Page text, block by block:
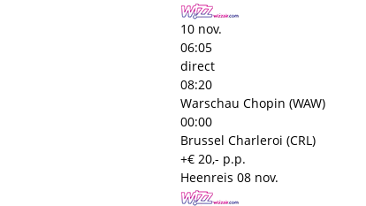
10 nov.
06:05
direct
08:20
Warschau Chopin (WAW)
00:00
Brussel Charleroi (CRL)
+€ 20,- p.p.
Heenreis 08 nov.